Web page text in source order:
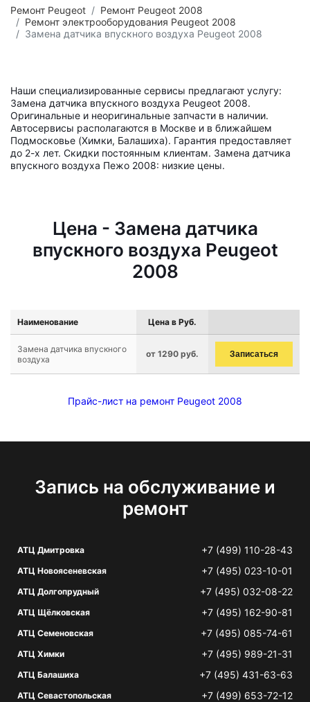
Ремонт Peugeot
Ремонт Peugeot 2008
Ремонт электрооборудования Peugeot 2008
Замена датчика впускного воздуха Peugeot 2008
Наши специализированные сервисы предлагают услугу:
Замена датчика впускного воздуха Peugeot 2008.
Оригинальные и неоригинальные запчасти в наличии.
Автосервисы располагаются в Москве и в ближайшем
Подмосковье (Химки, Балашиха). Гарантия предоставляет
до 2-х лет. Скидки постоянным клиентам. Замена датчика
впускного воздуха Пежо 2008: низкие цены.
Цена - Замена датчика
впускного воздуха Peugeot
2008
Наименование Цена в Руб.
Замена датчика впускного
воздуха
от 1290 руб. Записаться
Прайс-лист на ремонт Peugeot 2008
Запись на обслуживание и
ремонт
АТЦ Дмитровка +7 (499) 110-28-43
АТЦ Новоясеневская +7 (495) 023-10-01
АТЦ Долгопрудный +7 (495) 032-08-22
АТЦ Щёлковская +7 (495) 162-90-81
АТЦ Семеновская +7 (495) 085-74-61
АТЦ Химки +7 (495) 989-21-31
АТЦ Балашиха +7 (495) 431-63-63
АТЦ Севастопольская +7 (499) 653-72-12